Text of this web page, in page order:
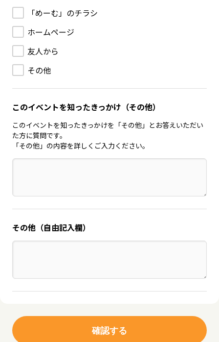
「めーむ」のチラシ
ホームページ
友人から
その他
このイベントを知ったきっかけ（その他）
このイベントを知ったきっかけを「その他」とお答えいただい
た方に質問です。
「その他」の内容を詳しくご入力ください。
その他（自由記入欄）